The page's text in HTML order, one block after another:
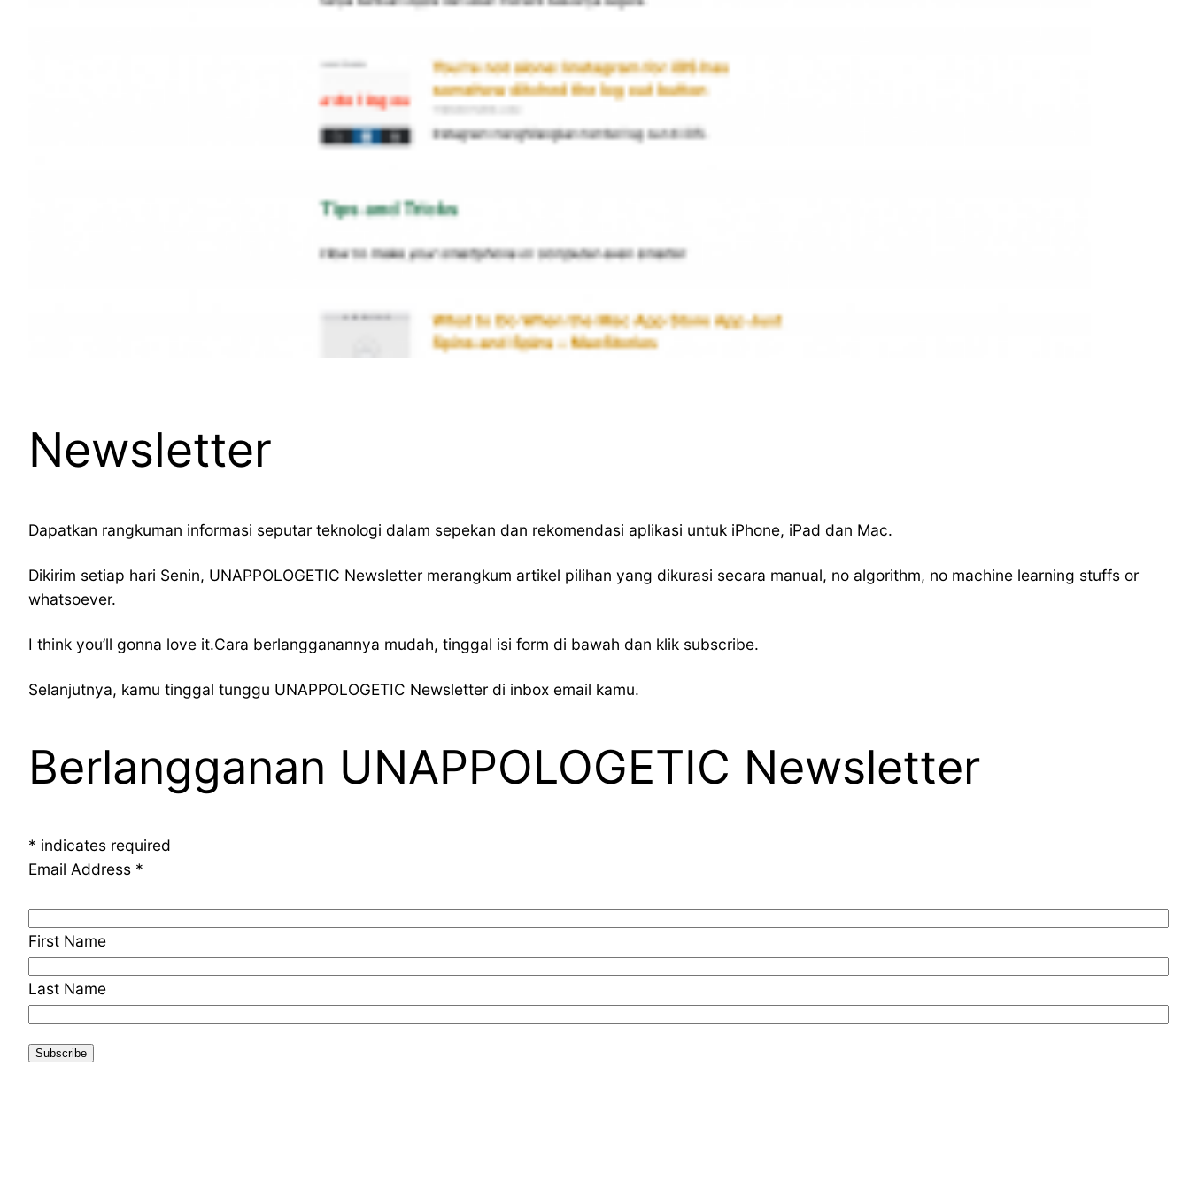
Newsletter
Dapatkan rangkuman informasi seputar teknologi dalam sepekan dan rekomendasi aplikasi untuk iPhone, iPad dan Mac.
Dikirim setiap hari Senin, UNAPPOLOGETIC Newsletter merangkum artikel pilihan yang dikurasi secara manual, no algorithm, no machine learning stuffs or
whatsoever.
I think you’ll gonna love it.Cara berlangganannya mudah, tinggal isi form di bawah dan klik subscribe.
Selanjutnya, kamu tinggal tunggu UNAPPOLOGETIC Newsletter di inbox email kamu.
Berlangganan UNAPPOLOGETIC Newsletter
* indicates required
Email Address *
First Name
Last Name